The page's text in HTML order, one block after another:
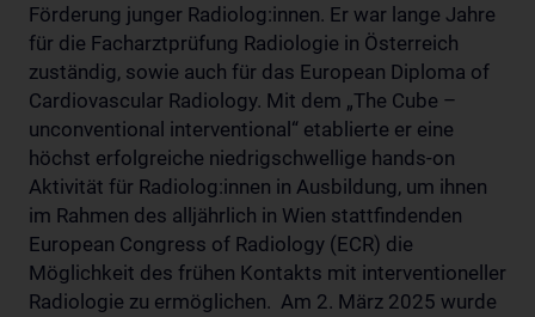
Förderung junger Radiolog:innen. Er war lange Jahre
für die Facharztprüfung Radiologie in Österreich
zuständig, sowie auch für das European Diploma of
Cardiovascular Radiology. Mit dem „The Cube –
unconventional interventional“ etablierte er eine
höchst erfolgreiche niedrigschwellige hands-on
Aktivität für Radiolog:innen in Ausbildung, um ihnen
im Rahmen des alljährlich in Wien stattfindenden
European Congress of Radiology (ECR) die
Möglichkeit des frühen Kontakts mit interventioneller
Radiologie zu ermöglichen. Am 2. März 2025 wurde